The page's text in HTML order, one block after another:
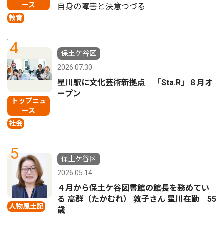
ース
教育
自身の障害と決意つづる
4
トップニュ
ース
社会
保土ケ谷区
2026.07.30
星川駅に文化芸術新拠点 「Sta.R」８月オ
ープン
5
人物風土記
保土ケ谷区
2026.05.14
４月から保土ケ谷図書館の館長を務めてい
る 高群（たかむれ） 敦子さん 星川在勤 55
歳